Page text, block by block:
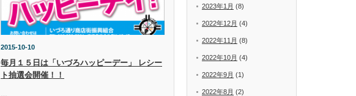
2015-10-10
毎月１５日は「いづろハッピーデー」 レシー
ト抽選会開催！！
2023年1月 (8)
2022年12月 (4)
2022年11月 (8)
2022年10月 (4)
2022年9月 (1)
2022年8月 (2)